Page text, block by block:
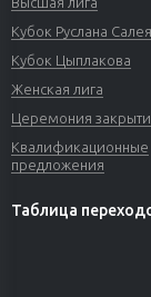
Кубок Руслана Салея
Кубок Цыплакова
Женская лига
Церемония
Квалификационные
предложения
Таблица